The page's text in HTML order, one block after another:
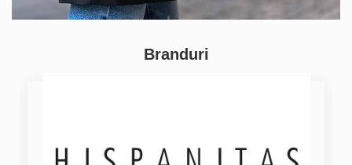
Branduri